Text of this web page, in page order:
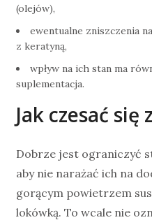
(olejów),
ewentualne zniszczenia
z keratyną,
wpływ na ich stan ma
suplementacja.
Jak czesać się
Dobrze jest ograniczyć
aby nie narażać ich na
gorącym powietrzem
lokówką. To wcale nie